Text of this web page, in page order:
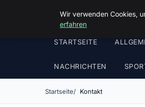
Malzminden
STARTSEITE
NACHRICHTEN
Startseite Kontakt
Wir verwenden Cookies,
erfahren